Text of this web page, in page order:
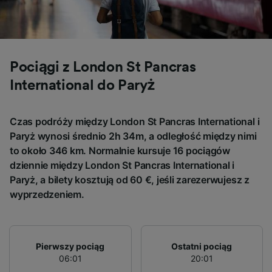
Pociągi z London St Pancras
International do Paryż
Czas podróży między London St Pancras International i
Paryż wynosi średnio 2h 34m, a odległość między nimi
to około 346 km. Normalnie kursuje 16 pociągów
dziennie między London St Pancras International i
Paryż, a bilety kosztują od 60 €, jeśli zarezerwujesz z
wyprzedzeniem.
Pierwszy pociąg
06:01
Ostatni pociąg
20:01
Personalised advertising and content,
advertising and content measurement,
audience research and services development.